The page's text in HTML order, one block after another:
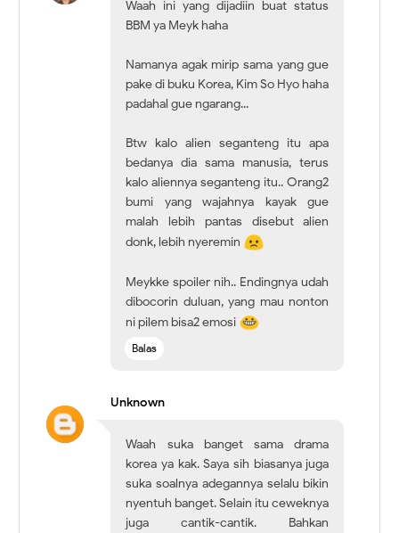
Waah ini yang dijadiin buat status
BBM ya Meyk haha
Namanya agak mirip sama yang gue
pake di buku Korea, Kim So Hyo haha
padahal gue ngarang...
Btw kalo alien seganteng itu apa
bedanya dia sama manusia, terus
kalo aliennya seganteng itu.. Orang2
bumi yang wajahnya kayak gue
malah lebih pantas disebut alien
donk, lebih nyeremin
Meykke spoiler nih.. Endingnya udah
dibocorin duluan, yang mau nonton
ni pilem bisa2 emosi
Balas
Unknown
Waah suka banget sama drama
korea ya kak. Saya sih biasanya juga
suka soalnya adegannya selalu bikin
nyentuh banget. Selain itu ceweknya
juga cantik-cantik. Bahkan